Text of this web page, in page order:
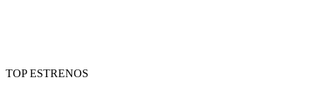
TOP ESTRENOS